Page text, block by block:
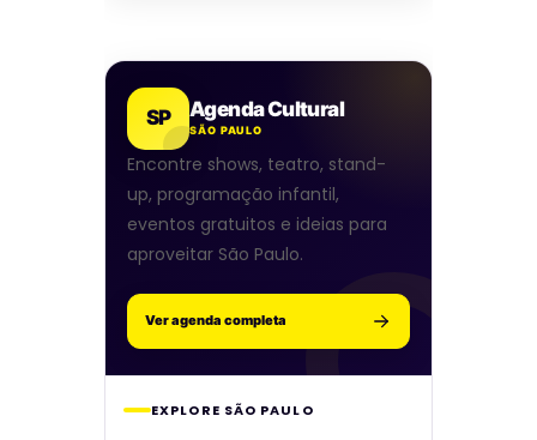
SP Agenda Cultural
SÃO PAULO
Encontre shows, teatro, stand-
up, programação infantil,
eventos gratuitos e ideias para
aproveitar São Paulo.
Ver agenda completa
EXPLORE SÃO PAULO